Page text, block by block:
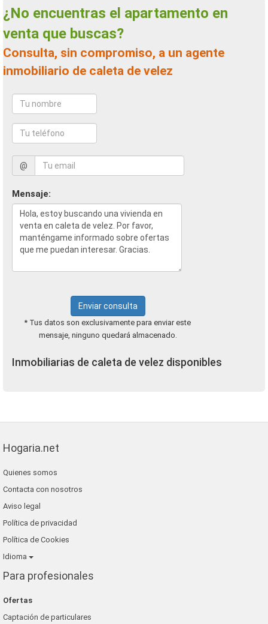
¿No encuentras el apartamento en
venta que buscas?
Consulta, sin compromiso, a un agente
inmobiliario de caleta de velez
@
Mensaje:
Enviar consulta
* Tus datos son exclusivamente para enviar este
mensaje, ninguno quedará almacenado.
Inmobiliarias de caleta de velez disponibles
Hogaria.net
Quienes somos
Contacta con nosotros
Aviso legal
Política de privacidad
Política de Cookies
Idioma
Para profesionales
Ofertas
Captación de particulares